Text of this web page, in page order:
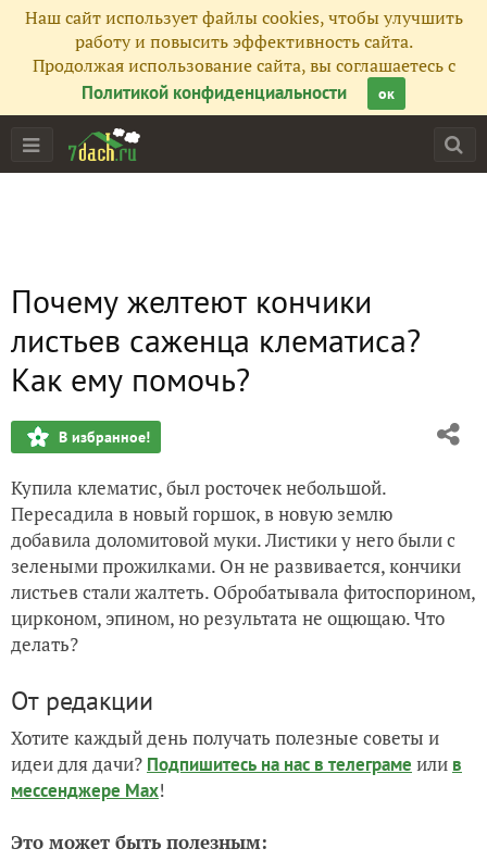
Наш сайт использует файлы cookies, чтобы улучшить
работу и повысить эффективность сайта.
Продолжая использование сайта, вы соглашаетесь с
Политикой конфиденциальности
ок
Почему желтеют кончики
листьев саженца клематиса?
Как ему помочь?
В избранное!
Купила клематис, был росточек небольшой.
Пересадила в новый горшок, в новую землю
добавила доломитовой муки. Листики у него были с
зелеными прожилками. Он не развивается, кончики
листьев стали жалтеть. Обробатывала фитоспорином,
цирконом, эпином, но результата не ощющаю. Что
делать?
От редакции
Хотите каждый день получать полезные советы и
идеи для дачи? Подпишитесь на нас в телеграме или в
мессенджере Max!
Это может быть полезным: